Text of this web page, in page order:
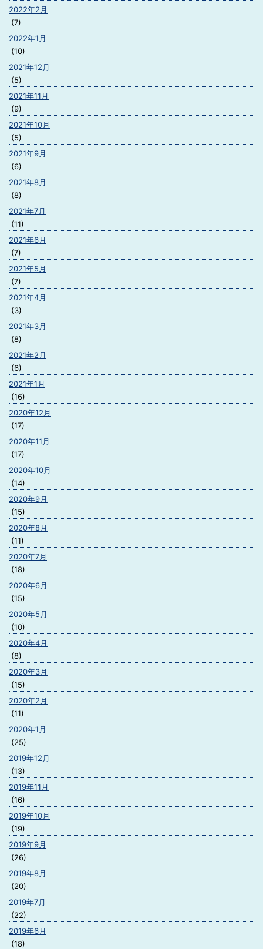
2022年2月
(7)
2022年1月
(10)
2021年12月
(5)
2021年11月
(9)
2021年10月
(5)
2021年9月
(6)
2021年8月
(8)
2021年7月
(11)
2021年6月
(7)
2021年5月
(7)
2021年4月
(3)
2021年3月
(8)
2021年2月
(6)
2021年1月
(16)
2020年12月
(17)
2020年11月
(17)
2020年10月
(14)
2020年9月
(15)
2020年8月
(11)
2020年7月
(18)
2020年6月
(15)
2020年5月
(10)
2020年4月
(8)
2020年3月
(15)
2020年2月
(11)
2020年1月
(25)
2019年12月
(13)
2019年11月
(16)
2019年10月
(19)
2019年9月
(26)
2019年8月
(20)
2019年7月
(22)
2019年6月
(18)